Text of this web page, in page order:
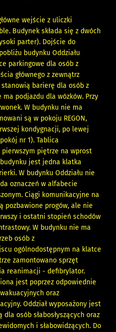
wejście z uliczki
Budynek składa się z dwóch
parter). Dojście do
budynku Oddziału
parkingowe dla osób z
głównego z zewnątrz
barierę dla osób z
podjazdu dla wózków. Przy
W budynku nie ma
są w pokoju REGON,
kondygnacji, po lewej
nr 1). Tablica
piętrze na wprost
jest jedna klatka
W budynku Oddziału nie
oznaczeń w alfabecie
Ciągi komunikacyjne na
pozbawione progów, ale nie
i ostatni stopień schodów
W budynku nie ma
osób z
ogólnodostępnym na klatce
zamontowano sprzęt
reanimacji - defibrylator.
jest poprzez odpowiednie
oraz
Oddział wyposażony jest
osób słabosłyszących oraz
i słabowidzących. Do